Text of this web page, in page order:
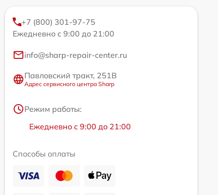
+7 (800) 301-97-75
Ежедневно с 9:00 до 21:00
info@sharp-repair-center.ru
Павловский тракт, 251В
Адрес сервисного центра Sharp
Режим работы:
Ежедневно с 9:00 до 21:00
Способы оплаты